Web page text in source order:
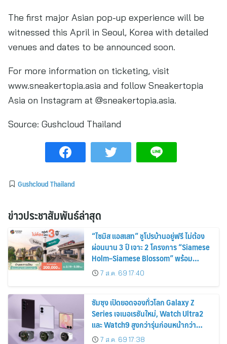
The first major Asian pop-up experience will be
witnessed this April in Seoul, Korea with detailed
venues and dates to be announced soon.
For more information on ticketing, visit
www.sneakertopia.asia and follow Sneakertopia
Asia on Instagram at @sneakertopia.asia.
Source: Gushcloud Thailand
Gushcloud Thailand
ข่าวประชาสัมพันธ์ล่าสุด
“ไซมิส แอสเสท” ชูโปรบ้านอยู่ฟรี ไม่ต้อง
ผ่อนนาน 3 ปี เจาะ 2 โครงการ “Siamese
Holm–Siamese Blossom” พร้อม
ส่วนลดและสิทธิพิเศษถึง 31 สิงหาคม
2569
7 ส.ค. 69 17:40
ซัมซุง เปิดยอดจองทั่วโลก Galaxy Z
Series เจเนอเรชันใหม่, Watch Ultra2
และ Watch9 สูงกว่ารุ่นก่อนหน้ากว่า
30%7 ส.ค. 69 17:38